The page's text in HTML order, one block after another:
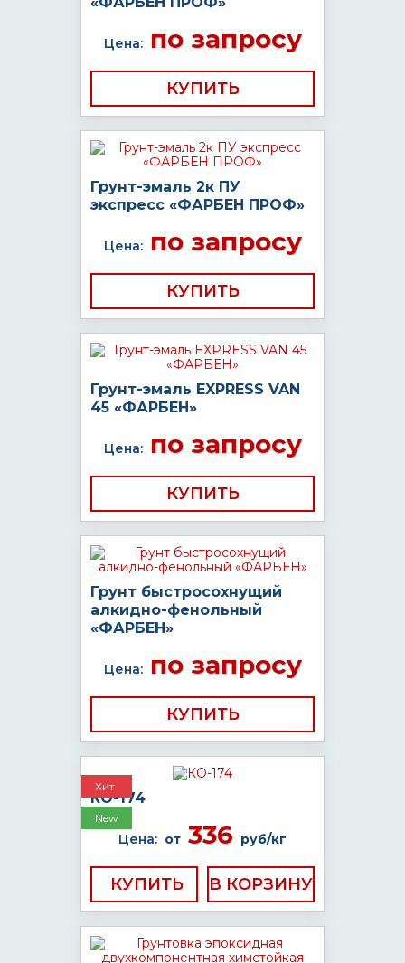
Цена:по запросу
КУПИТЬ
Грунт-эмаль 2к ПУ
экспресс «ФАРБЕН ПРОФ»
Цена:по запросу
КУПИТЬ
Грунт-эмаль EXPRESS VAN
45 «ФАРБЕН»
Цена:по запросу
КУПИТЬ
Грунт быстросохнущий
алкидно-фенольный
«ФАРБЕН»
Цена:по запросу
КУПИТЬ
Хит
New
КО-174
Цена: от 336 руб/кг
КУПИТЬ